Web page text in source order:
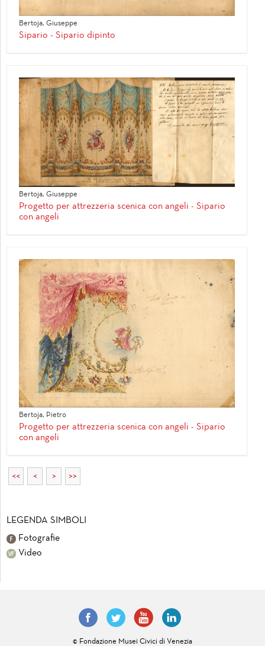
Bertoja, Giuseppe
Sipario - Sipario dipinto
Bertoja, Giuseppe
Progetto per attrezzeria scenica con angeli - Sipario
con angeli
Bertoja, Pietro
Progetto per attrezzeria scenica con angeli - Sipario
con angeli
<< < > >>
LEGENDA SIMBOLI
Fotografie
Video
© Fondazione Musei Civici di Venezia